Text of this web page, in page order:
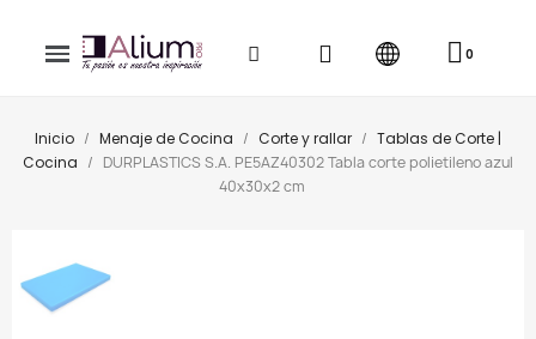
Inicio Menaje de Cocina Corte y rallar
Tablas de Corte |
Cocina
DURPLASTICS S.A. PE5AZ40302 Tabla corte polietileno azul
40x30x2 cm